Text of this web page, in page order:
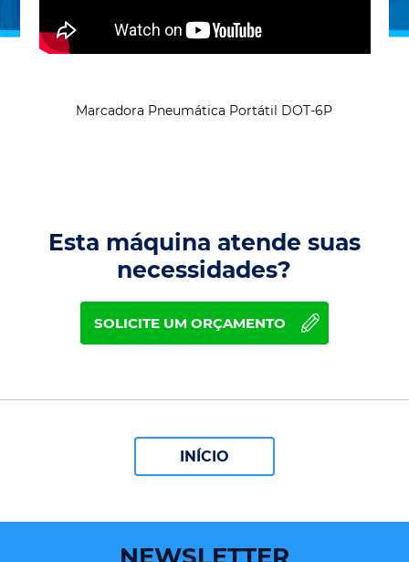
Marcadora Pneumática Portátil DOT-6P
Esta máquina atende suas
necessidades?
SOLICITE UM ORÇAMENTO
INÍCIO